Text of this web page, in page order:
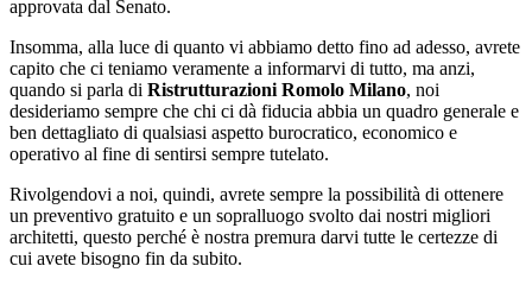
approvata dal Senato.
Insomma, alla luce di quanto vi abbiamo detto fino ad adesso, avrete
capito che ci teniamo veramente a informarvi di tutto, ma anzi,
quando si parla di Ristrutturazioni Romolo Milano, noi
desideriamo sempre che chi ci dà fiducia abbia un quadro generale e
ben dettagliato di qualsiasi aspetto burocratico, economico e
operativo al fine di sentirsi sempre tutelato.
Rivolgendovi a noi, quindi, avrete sempre la possibilità di ottenere
un preventivo gratuito e un sopralluogo svolto dai nostri migliori
architetti, questo perché è nostra premura darvi tutte le certezze di
cui avete bisogno fin da subito.